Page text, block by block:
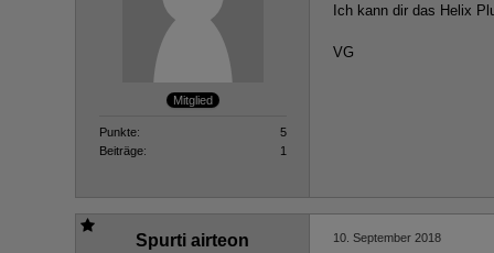
Mitglied
Punkte
5
Beiträge
1
Ich kann dir das Helix
VG
Spurti airteon 10. September 2018